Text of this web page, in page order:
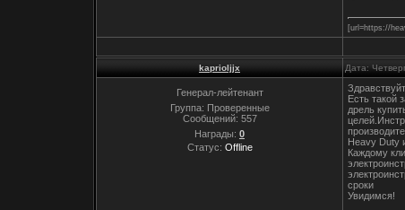
[url=https://
kaprioljjx Дата:
Генерал-лейтенант
Группа: Проверенные
Сообщений: 557
Награды: 0
Статус: Offline
Есть такой
дрель
Heavy Duty
Каждому
сроки
Увидимся!